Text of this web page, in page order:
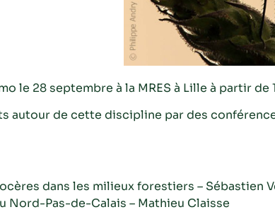
le 28 septembre à la MRES à Lille à partir de
autour de cette discipline par des
dans les milieux forestiers – Sébastien
Nord-Pas-de-Calais – Mathieu Claisse